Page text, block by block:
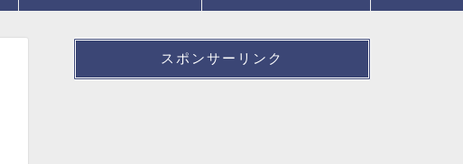
スポンサーリンク